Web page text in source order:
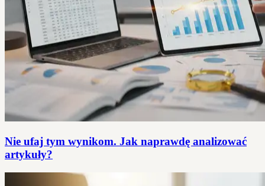
Nie ufaj tym wynikom. Jak naprawdę analizować
artykuły?